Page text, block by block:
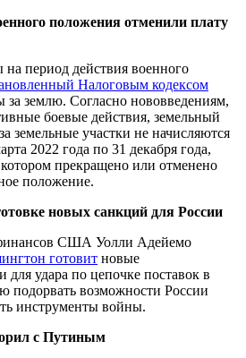
положения отменили плату
период действия военного
Налоговым кодексом
за землю. Согласно нововведениям,
боевые действия, земельный
земельные участки не начисляются
2022 года по 31 декабря года,
прекращено или отменено
положение.
новых санкций для России
США Уолли Адейемо
готовит новые
для удара по цепочке поставок в
подорвать возможности России
инструменты войны.
с Путиным